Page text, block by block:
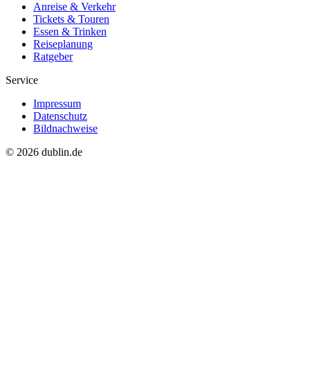
Anreise & Verkehr
Tickets & Touren
Essen & Trinken
Reiseplanung
Ratgeber
Service
Impressum
Datenschutz
Bildnachweise
© 2026 dublin.de